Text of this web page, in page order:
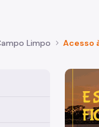
Limpo Acesso